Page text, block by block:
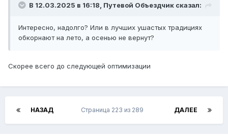
В 12.03.2025 в 16:18, Путевой Объездчик сказал:
Интересно, надолго? Или в лучших ушастых традициях
обкорнают на лето, а осенью не вернут?
Скорее всего до следующей оптимизации
НАЗАД ДАЛЕЕ
Страница 223 из 289